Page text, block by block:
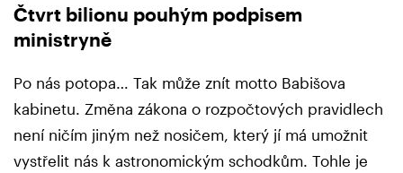
Čtvrt bilionu pouhým podpisem
ministryně
Po nás potopa… Tak může znít motto Babišova
kabinetu. Změna zákona o rozpočtových pravidlech
není ničím jiným než nosičem, který jí má umožnit
vystřelit nás k astronomickým schodkům. Tohle je